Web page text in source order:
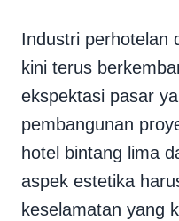
Industri perhotelan
kini terus
ekspektasi pasar
pembangunan
hotel bintang lima
aspek estetika
keselamatan yang